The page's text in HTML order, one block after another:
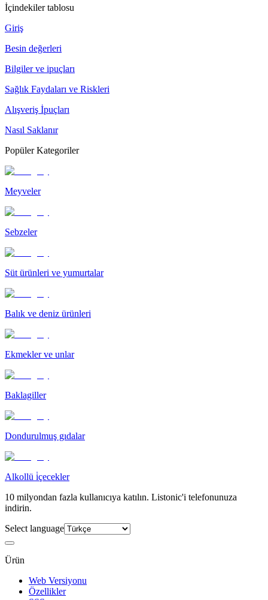
İçindekiler tablosu
Giriş
Besin değerleri
Bilgiler ve ipuçları
Sağlık Faydaları ve Riskleri
Alışveriş İpuçları
Nasıl Saklanır
Popüler Kategoriler
Meyveler
Sebzeler
Süt ürünleri ve yumurtalar
Balık ve deniz ürünleri
Ekmekler ve unlar
Baklagiller
Dondurulmuş gıdalar
Alkollü i̇çecekler
10 milyondan fazla kullanıcıya katılın. Listonic'i telefonunuza
indirin.
Select language
Ürün
Web Versiyonu
Özellikler